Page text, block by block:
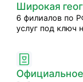
Широкая
6 филиалов по
услуг под ключ